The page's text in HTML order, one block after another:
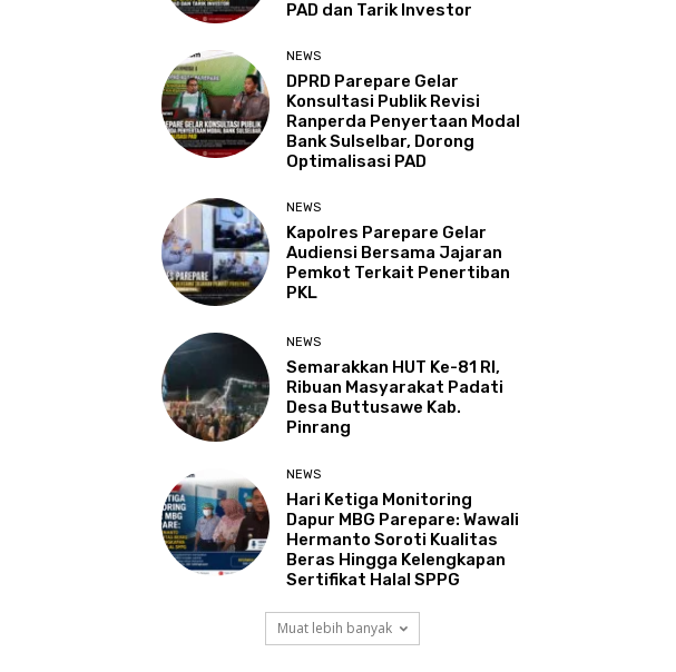
PAD dan Tarik Investor
NEWS
DPRD Parepare Gelar
Konsultasi Publik Revisi
Ranperda Penyertaan Modal
Bank Sulselbar, Dorong
Optimalisasi PAD
NEWS
Kapolres Parepare Gelar
Audiensi Bersama Jajaran
Pemkot Terkait Penertiban
PKL
NEWS
Semarakkan HUT Ke-81 RI,
Ribuan Masyarakat Padati
Desa Buttusawe Kab.
Pinrang
NEWS
Hari Ketiga Monitoring
Dapur MBG Parepare: Wawali
Hermanto Soroti Kualitas
Beras Hingga Kelengkapan
Sertifikat Halal SPPG
Muat lebih banyak